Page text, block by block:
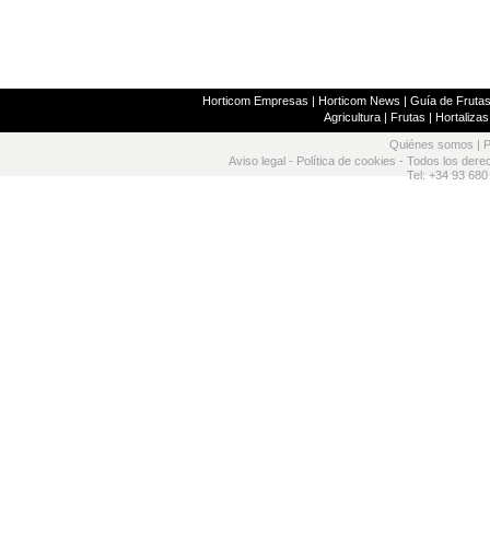
Horticom Empresas | Horticom News | Guía de
Agricultura| Frutas | Hortalizas
Quiénes somos
Aviso legal - Política de cookies - Todos los
Tel: +34 93